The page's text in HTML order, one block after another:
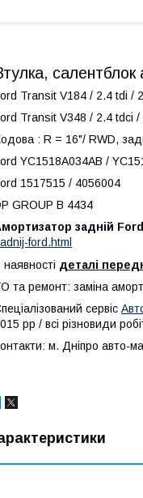
Transit V184 / 2.4 tdi /
Transit V348 / 2.4 tdci /
: R = 16"/ RWD,
YC1518A034AB /
1517515 / 4056004
GROUP B 4434
задній
ford.html
наявності деталі
та ремонт: заміна
сервіс
рр / всі різновиди
м. Дніпро авто-